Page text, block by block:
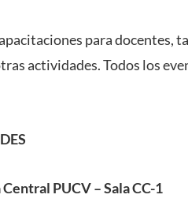
para docentes,
actividades. Todos los
PUCV – Sala CC-1